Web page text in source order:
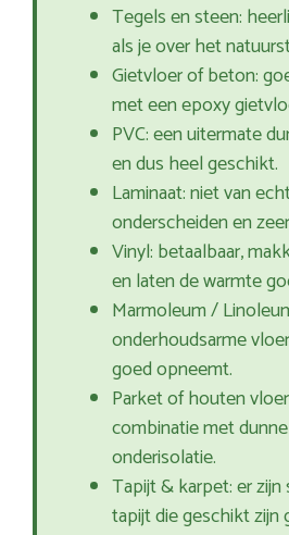
Tegels en steen:
als je over het
Gietvloer of beton:
met een epoxy
PVC: een uitermate
en dus heel geschikt.
Laminaat: niet van
onderscheiden en
Vinyl: betaalbaar,
en laten de warmte
Marmoleum /
onderhoudsarme
goed opneemt.
Parket of houten
combinatie met
onderisolatie.
Tapijt & karpet: er
tapijt die geschikt zijn